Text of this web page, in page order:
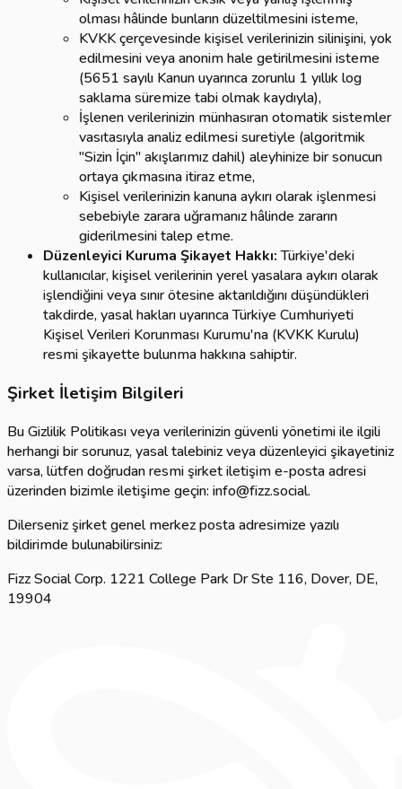
olması hâlinde bunların düzeltilmesini isteme,
KVKK çerçevesinde kişisel verilerinizin silinişini, yok
edilmesini veya anonim hale getirilmesini isteme
(5651 sayılı Kanun uyarınca zorunlu 1 yıllık log
saklama süremize tabi olmak kaydıyla),
İşlenen verilerinizin münhasıran otomatik sistemler
vasıtasıyla analiz edilmesi suretiyle (algoritmik
"Sizin İçin" akışlarımız dahil) aleyhinize bir sonucun
ortaya çıkmasına itiraz etme,
Kişisel verilerinizin kanuna aykırı olarak işlenmesi
sebebiyle zarara uğramanız hâlinde zararın
giderilmesini talep etme.
Düzenleyici Kuruma Şikayet Hakkı:Türkiye'deki
kullanıcılar, kişisel verilerinin yerel yasalara aykırı olarak
işlendiğini veya sınır ötesine aktarıldığını düşündükleri
takdirde, yasal hakları uyarınca Türkiye Cumhuriyeti
Kişisel Verileri Korunması Kurumu'na (KVKK Kurulu)
resmi şikayette bulunma hakkına sahiptir.
Şirket İletişim Bilgileri
Bu Gizlilik Politikası veya verilerinizin güvenli yönetimi ile ilgili
herhangi bir sorunuz, yasal talebiniz veya düzenleyici şikayetiniz
varsa, lütfen doğrudan resmi şirket iletişim e-posta adresi
üzerinden bizimle iletişime geçin: info@fizz.social.
Dilerseniz şirket genel merkez posta adresimize yazılı
bildirimde bulunabilirsiniz:
Fizz Social Corp. 1221 College Park Dr Ste 116, Dover, DE,
19904